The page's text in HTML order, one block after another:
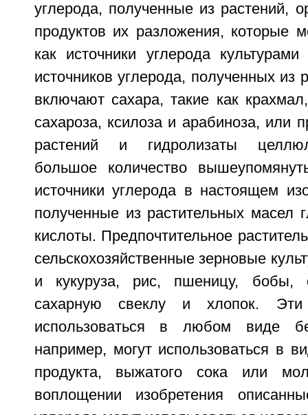
углерода, полученные из растений,
продуктов их разложения, которые
как источники углерода
источников углерода, полученных из
включают сахара, такие как
сахароза, ксилоза и арабиноза, или
растений и гидролизаты
большое количество
источники углерода в настоящем
полученные из растительных масел
кислоты. Предпочтительное
сельскохозяйственные зерновые
и кукуруза, рис, пшеницу, бобы,
сахарную свеклу и хлопок. Эти
использоваться в любом виде
например, могут использоваться в
продукта, выжатого сока или
воплощении изобретения